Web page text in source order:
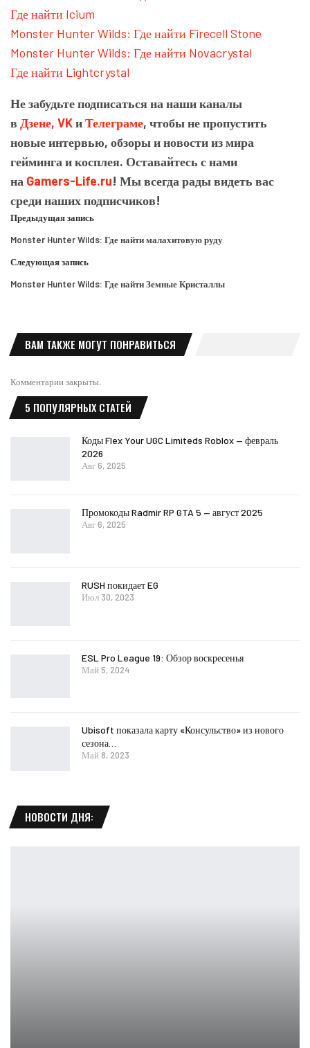
Где найти Icium
Monster Hunter Wilds: Где найти Firecell Stone
Monster Hunter Wilds: Где найти Novacrystal
Где найти Lightcrystal
Не забудьте подписаться на наши каналы
в Дзене, VKиТелеграме, чтобы не пропустить
новые интервью, обзоры и новости из мира
гейминга и косплея. Оставайтесь с нами
на Gamers-Life.ru! Мы всегда рады видеть вас
среди наших подписчиков!
Предыдущая запись
Monster Hunter Wilds: Где найти малахитовую руду
Следующая запись
Monster Hunter Wilds: Где найти Земные Кристаллы
ВАМ ТАКЖЕ МОГУТ ПОНРАВИТЬСЯ
Комментарии закрыты.
5 ПОПУЛЯРНЫХ СТАТЕЙ
Коды Flex Your UGC Limiteds Roblox — февраль
2026
Авг 6, 2025
Промокоды Radmir RP GTA 5 — август 2025
Авг 6, 2025
RUSH покидает EG
Июл 30, 2023
ESL Pro League 19: Обзор воскресенья
Май 5, 2024
Ubisoft показала карту «Консульство» из нового
сезона…
Май 8, 2023
НОВОСТИ ДНЯ: